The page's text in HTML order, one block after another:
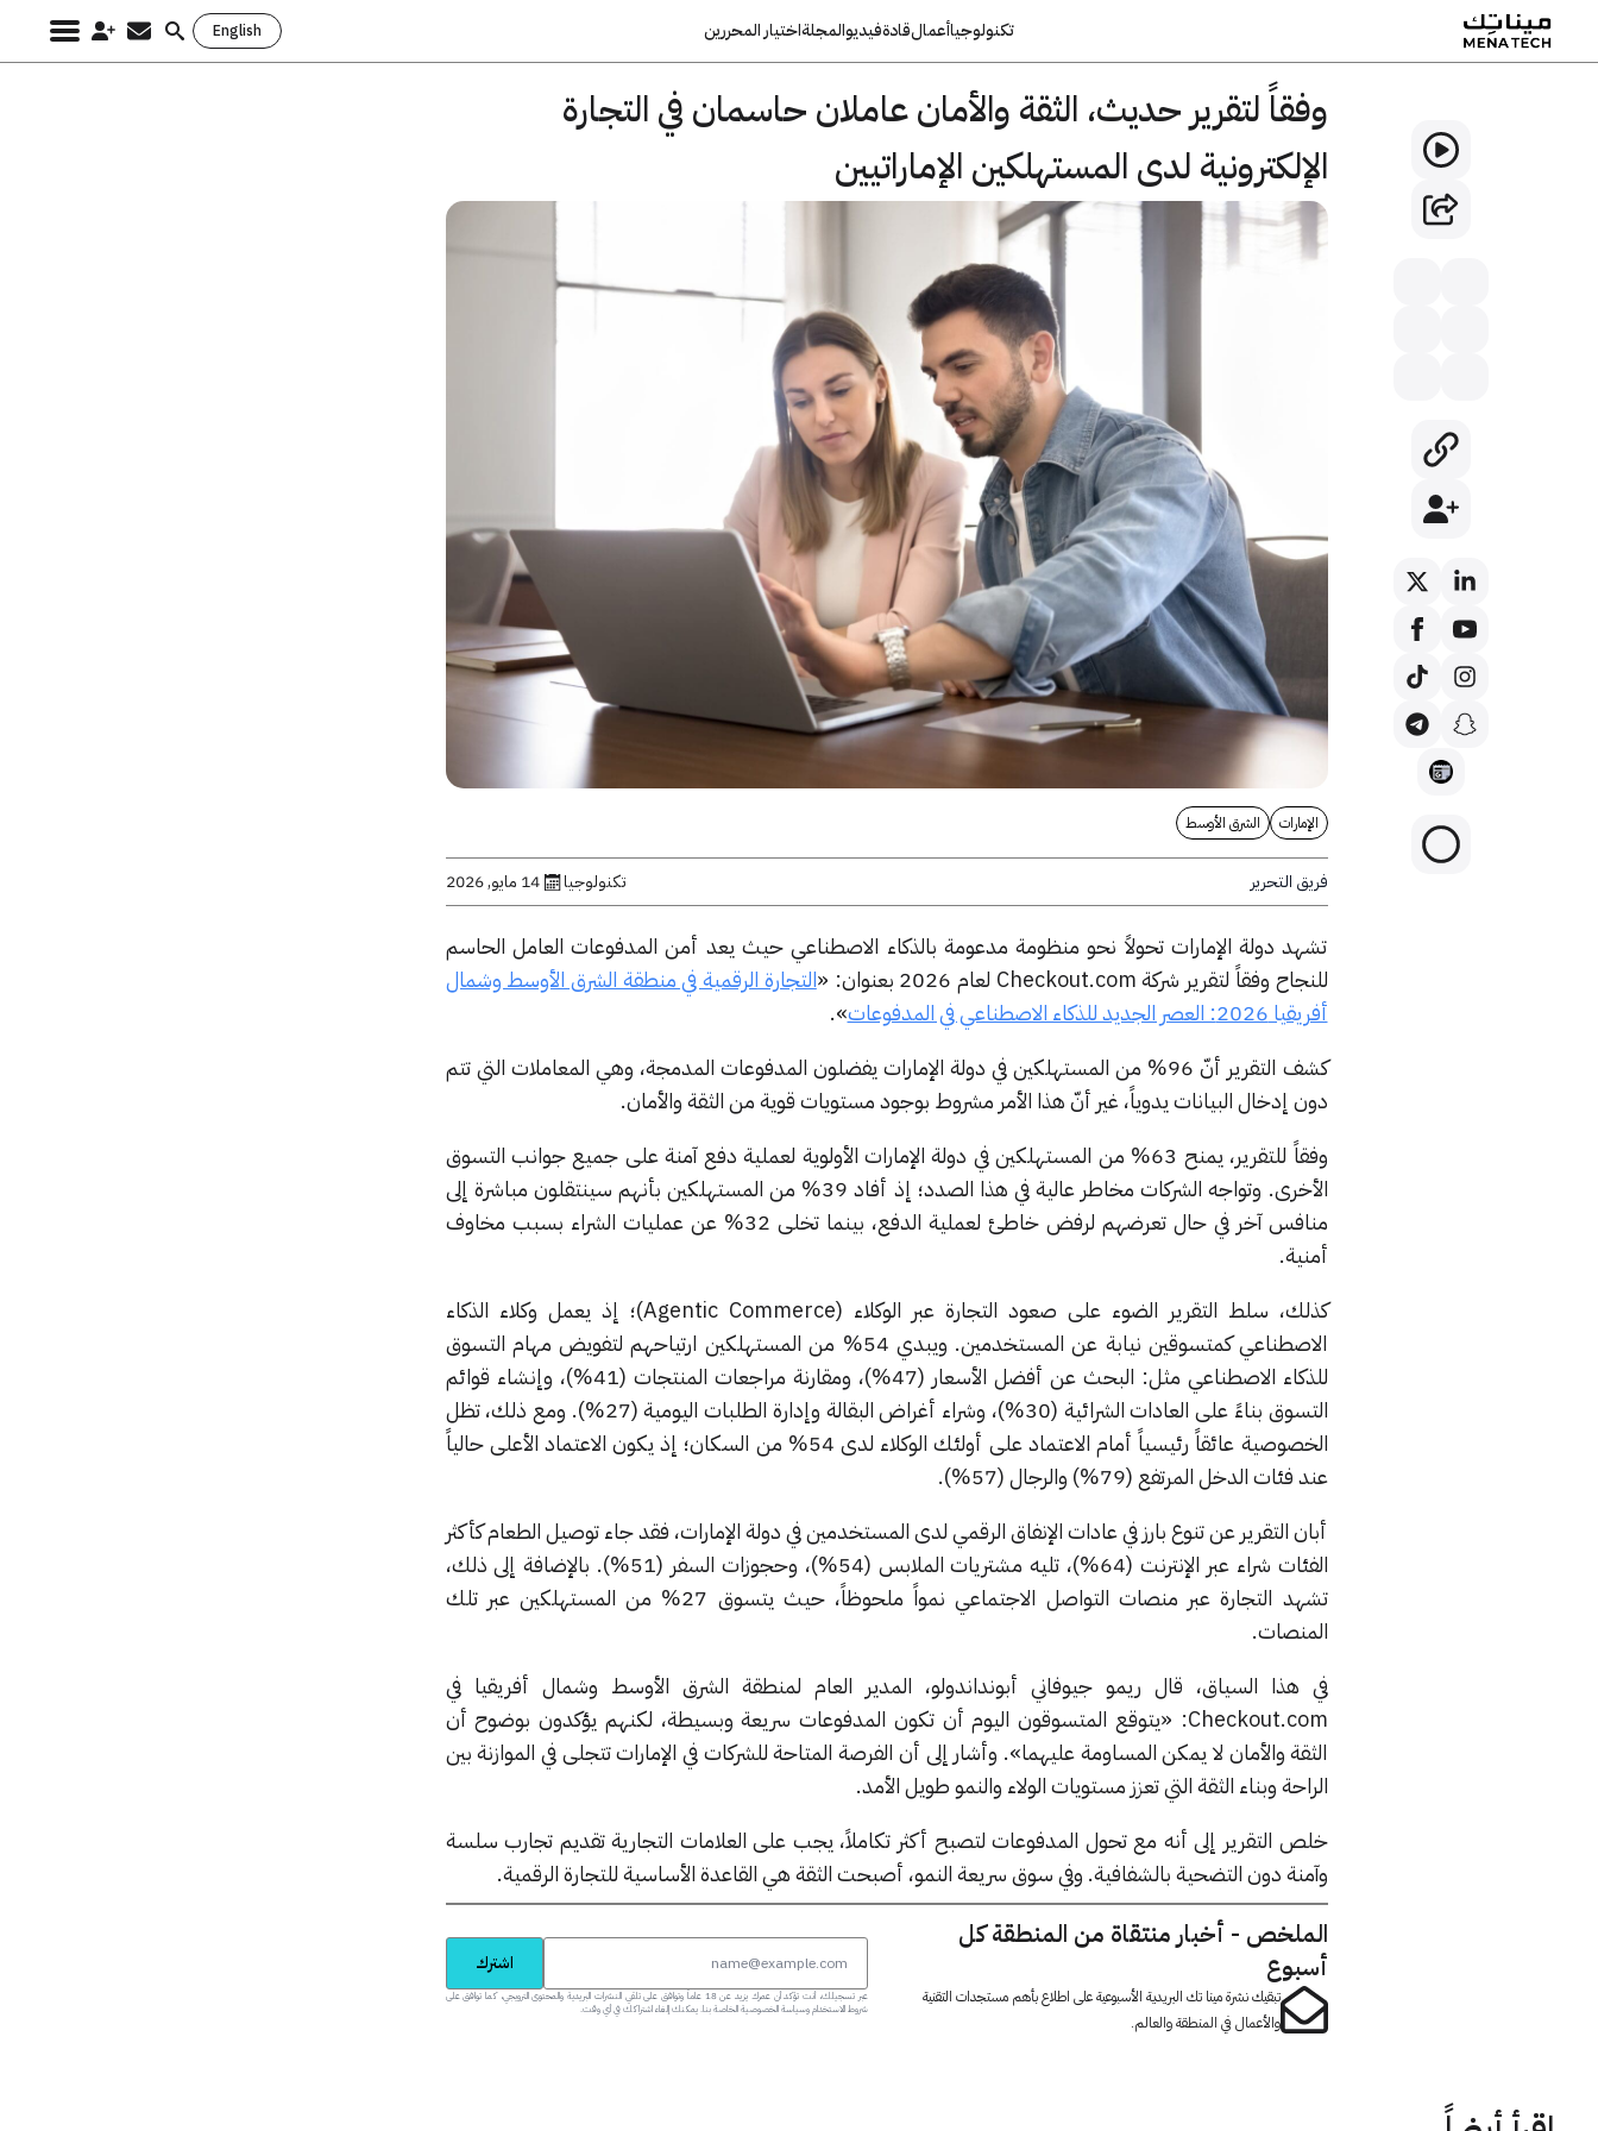
تكنولوجياأعمالقادةفيديوالمجلةاختيار المحررين English
Search
وفقاً لتقرير حديث، الثقة والأمان عاملان حاسمان في التجارة
الإلكترونية لدى المستهلكين الإماراتيين
الإمارات الشرق الأوسط
فريق التحرير تكنولوجيا 14 مايو, 2026
تشهد دولة الإمارات تحولاً نحو منظومة مدعومة بالذكاء الاصطناعي حيث يعد أمن المدفوعات العامل الحاسم
للنجاح وفقاً لتقرير شركة Checkout.com لعام 2026 بعنوان: «
التجارة الرقمية في منطقة الشرق الأوسط وشمال
أفريقيا 2026: العصر الجديد للذكاء الاصطناعي في المدفوعات
».
كشف التقرير أنّ 96% من المستهلكين في دولة الإمارات يفضلون المدفوعات المدمجة، وهي المعاملات التي تتم
دون إدخال البيانات يدوياً، غير أنّ هذا الأمر مشروط بوجود مستويات قوية من الثقة والأمان.
وفقاً للتقرير، يمنح 63% من المستهلكين في دولة الإمارات الأولوية لعملية دفع آمنة على جميع جوانب التسوق
الأخرى. وتواجه الشركات مخاطر عالية في هذا الصدد؛ إذ أفاد 39% من المستهلكين بأنهم سينتقلون مباشرة إلى
منافس آخر في حال تعرضهم لرفض خاطئ لعملية الدفع، بينما تخلى 32% عن عمليات الشراء بسبب مخاوف
أمنية.
كذلك، سلط التقرير الضوء على صعود التجارة عبر الوكلاء (Agentic Commerce)؛ إذ يعمل وكلاء الذكاء
الاصطناعي كمتسوقين نيابة عن المستخدمين. ويبدي 54% من المستهلكين ارتياحهم لتفويض مهام التسوق
للذكاء الاصطناعي مثل: البحث عن أفضل الأسعار (47%)، ومقارنة مراجعات المنتجات (41%)، وإنشاء قوائم
التسوق بناءً على العادات الشرائية (30%)، وشراء أغراض البقالة وإدارة الطلبات اليومية (27%). ومع ذلك، تظل
الخصوصية عائقاً رئيسياً أمام الاعتماد على أولئك الوكلاء لدى 54% من السكان؛ إذ يكون الاعتماد الأعلى حالياً
عند فئات الدخل المرتفع (79%) والرجال (57%).
أبان التقرير عن تنوع بارز في عادات الإنفاق الرقمي لدى المستخدمين في دولة الإمارات، فقد جاء توصيل الطعام كأكثر
الفئات شراء عبر الإنترنت (64%)، تليه مشتريات الملابس (54%)، وحجوزات السفر (51%). بالإضافة إلى ذلك،
تشهد التجارة عبر منصات التواصل الاجتماعي نمواً ملحوظاً، حيث يتسوق 27% من المستهلكين عبر تلك
المنصات.
في هذا السياق، قال ريمو جيوفاني أبونداندولو، المدير العام لمنطقة الشرق الأوسط وشمال أفريقيا في
Checkout.com: «يتوقع المتسوقون اليوم أن تكون المدفوعات سريعة وبسيطة، لكنهم يؤكدون بوضوح أن
الثقة والأمان لا يمكن المساومة عليهما». وأشار إلى أن الفرصة المتاحة للشركات في الإمارات تتجلى في الموازنة بين
الراحة وبناء الثقة التي تعزز مستويات الولاء والنمو طويل الأمد.
خلص التقرير إلى أنه مع تحول المدفوعات لتصبح أكثر تكاملاً، يجب على العلامات التجارية تقديم تجارب سلسة
وآمنة دون التضحية بالشفافية. وفي سوق سريعة النمو، أصبحت الثقة هي القاعدة الأساسية للتجارة الرقمية.
الملخص - أخبار منتقاة من المنطقة كل
أسبوع
تبقيك نشرة مينا تك البريدية الأسبوعية على اطلاع بأهم مستجدات التقنية
والأعمال في المنطقة والعالم.
اشترك
عبر تسجيلك، أنت تؤكد أن عمرك يزيد عن 18 عاماً وتوافق على تلقي النشرات البريدية والمحتوى الترويجي، كما توافق على
شروط الاستخدام وسياسة الخصوصية الخاصة بنا. يمكنك إلغاء اشتراكك في أي وقت.